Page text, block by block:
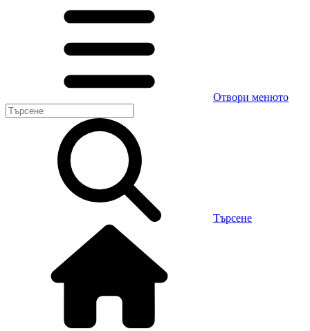
Отвори менюто
Търсене